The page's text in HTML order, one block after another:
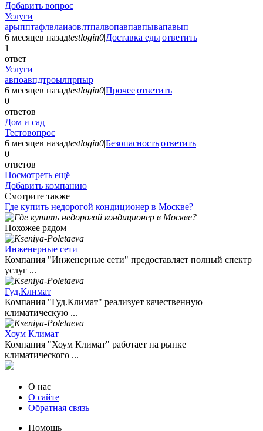
Добавить вопрос
Услуги
арыпптафлвлаиаовлтпалвопавпавпывапавып
6 месяцев назадtestlogin0|Доставка еды|ответить
1
ответ
Услуги
авпоавпдтроылпрпыр
6 месяцев назадtestlogin0|Прочее|ответить
0
ответов
Дом и сад
Тестовопрос
6 месяцев назадtestlogin0|Безопасность|ответить
0
ответов
Посмотреть ещё
Добавить компанию
Смотрите также
Где купить недорогой кондиционер в Москве?
Похожее рядом
Инженерные сети
Компания "Инженерные сети" предоставляет полный спектр
услуг ...
Гуд.Климат
Компания "Гуд.Климат" реализует качественную
климатическую ...
Хоум Климат
Компания "Хоум Климат" работает на рынке
климатического ...
О нас
О сайте
Обратная связь
Помощь